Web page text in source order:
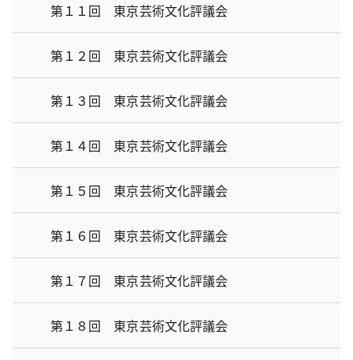
第１１回 東京芸術文化評議会
第１２回 東京芸術文化評議会
第１３回 東京芸術文化評議会
第１４回 東京芸術文化評議会
第１５回 東京芸術文化評議会
第１６回 東京芸術文化評議会
第１７回 東京芸術文化評議会
第１８回 東京芸術文化評議会